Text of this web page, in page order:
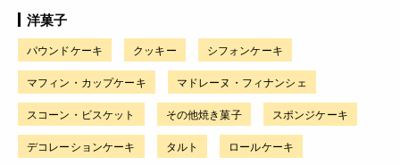
洋菓子
パウンドケーキ クッキー シフォンケーキ
マフィン・カップケーキ マドレーヌ・フィナンシェ
スコーン・ビスケット その他焼き菓子 スポンジケーキ
デコレーションケーキ タルト ロールケーキ